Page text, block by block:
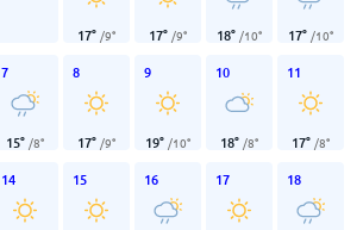
17° /9° 17° /9° 18° /10° 17° /10°
7
15° /8°
8
17° /9°
9
19° /10°
10
18° /8°
11
17° /8°
14 15 16 17 18